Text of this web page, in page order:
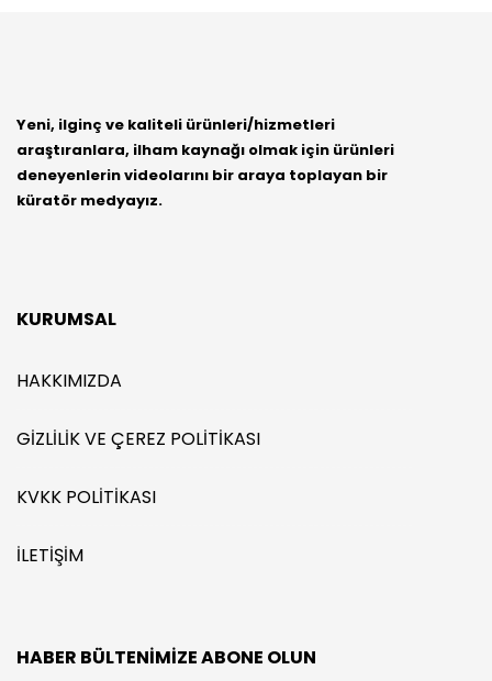
Yeni, ilginç ve kaliteli ürünleri/hizmetleri
araştıranlara, ilham kaynağı olmak için ürünleri
deneyenlerin videolarını bir araya toplayan bir
küratör medyayız.
KURUMSAL
HAKKIMIZDA
GIZLILIK VE ÇEREZ POLITIKASI
KVKK POLITIKASI
İLETIŞIM
HABER BÜLTENIMIZE ABONE OLUN